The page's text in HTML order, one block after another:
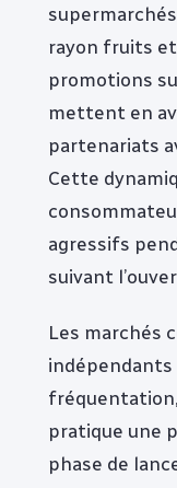
rayon fruits
promotions
mettent en
partenariats
Cette
agressifs
suivant
Les marchés
indépendants
pratique une
phase de